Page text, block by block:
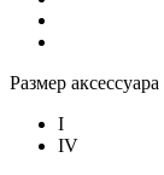
Размер аксессуара
I
IV